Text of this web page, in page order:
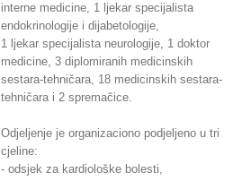
interne medicine, 1 ljekar specijalista
endokrinologije i dijabetologije,
1 ljekar specijalista neurologije, 1 doktor
medicine, 3 diplomiranih medicinskih
sestara-tehničara, 18 medicinskih sestara-
tehničara i 2 spremačice.
Odjeljenje je organizaciono podjeljeno u tri
cjeline:
- odsjek za kardiološke bolesti,